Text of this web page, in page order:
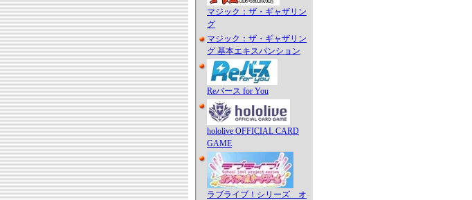
マジック：ザ・ギャザリン
グ
マジック：ザ・ギャザリン
グ 基本エキスパンション
Reバース for You
hololive OFFICIAL CARD
GAME
ラブライブ！シリーズ オ